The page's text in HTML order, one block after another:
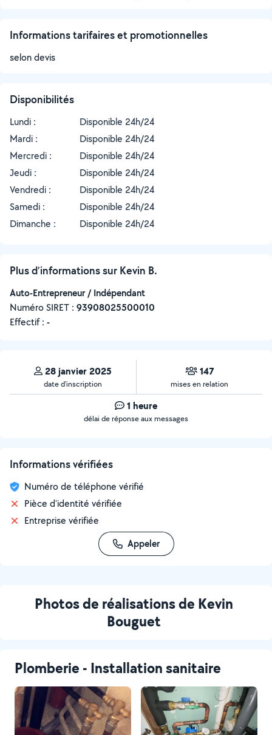
Informations tarifaires et promotionnelles
selon devis
Disponibilités
Lundi :
Disponible 24h/24
Mardi :
Disponible 24h/24
Mercredi :
Disponible 24h/24
Jeudi :
Disponible 24h/24
Vendredi :
Disponible 24h/24
Samedi :
Disponible 24h/24
Dimanche :
Disponible 24h/24
Plus d’informations sur Kevin B.
Auto-Entrepreneur / Indépendant
Numéro SIRET : ‍93908025500010
Effectif : -
28 janvier 2025
date d’inscription
147
mises en relation
1 heure
délai de réponse aux messages
Informations vérifiées
Numéro de téléphone vérifié
Pièce d'identité vérifiée
Entreprise vérifiée
Appeler
Photos de réalisations de Kevin
Bouguet
Plomberie - Installation sanitaire